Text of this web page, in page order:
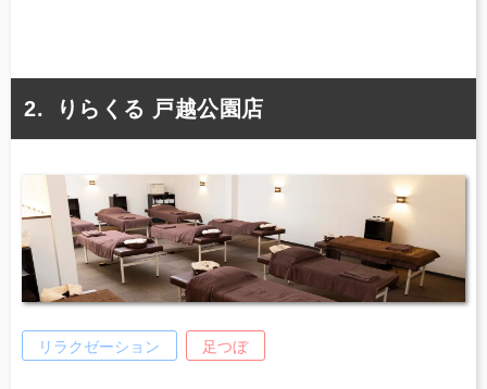
りらくる 戸越公園店
リラクゼーション 足つぼ